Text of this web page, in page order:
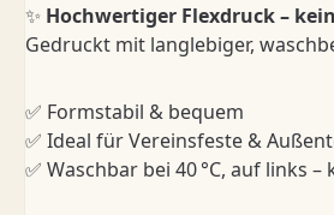
✨ Hochwertiger Flexdruck –
Gedruckt mit langlebiger,
✅ Formstabil & bequem
✅ Ideal für Vereinsfeste &
✅ Waschbar bei 40 °C, auf links